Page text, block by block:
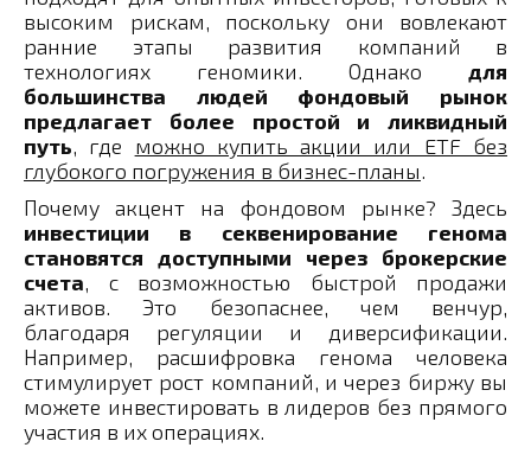
высоким рискам, поскольку они вовлекают
ранние этапы развития компаний в
технологиях геномики. Однако для
большинства людей фондовый рынок
предлагает более простой и ликвидный
путь, где можно купить акции или ETF без
глубокого погружения в бизнес-планы.
Почему акцент на фондовом рынке? Здесь
инвестиции в секвенирование генома
становятся доступными через брокерские
счета, с возможностью быстрой продажи
активов. Это безопаснее, чем венчур,
благодаря регуляции и диверсификации.
Например, расшифровка генома человека
стимулирует рост компаний, и через биржу вы
можете инвестировать в лидеров без прямого
участия в их операциях.